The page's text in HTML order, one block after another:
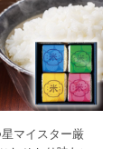
マイスター厳